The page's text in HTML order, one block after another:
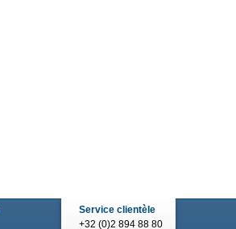
Service clientèle
+32 (0)2 894 88 80